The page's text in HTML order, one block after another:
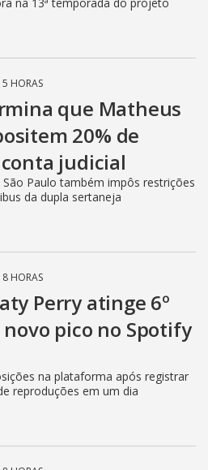
5 HORAS
que Matheus
20% de
judicial
São Paulo também impôs restrições
da dupla sertaneja
8 HORAS
Perry atinge 6º
pico no Spotify
na plataforma após registrar
reproduções em um dia